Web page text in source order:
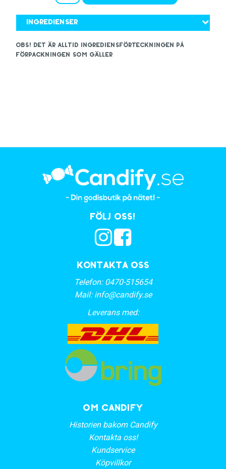
Ingredienser
OBS! Det är alltid ingrediensförteckningen på
förpackningen som gäller
Kontakta oss
Telefon: 0470-515654
Mail: info@candify.se
Leverans med:
Följ oss!
OM CANDIFY
Historien bakom Candify
Kontakta oss!
Kundservice
Köpvillkor